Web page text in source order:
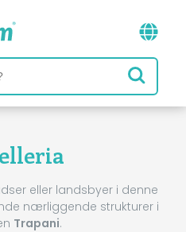
eller landsbyer i denne
nærliggende strukturer i
Trapani.